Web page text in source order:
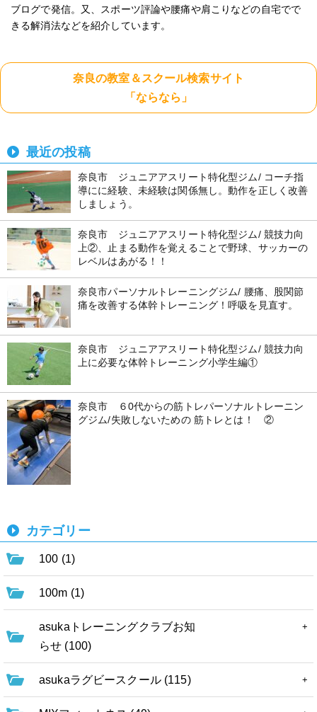
ブログで発信。又、スポーツ評論や腰痛や肩こりなどの自宅でで
きる解消法などを紹介しています。
奈良の教室＆スクール検索サイト
「ならなら」
最近の投稿
奈良市 ジュニアアスリート特化型ジム/ コーチ指
導にに経験、未経験は関係無し。動作を正しく改善
しましょう。
奈良市 ジュニアアスリート特化型ジム/ 競技力向
上②、止まる動作を覚えることで野球、サッカーの
レベルはあがる！！
奈良市パーソナルトレーニングジム/ 腰痛、股関節
痛を改善する体幹トレーニング！呼吸を見直す。
奈良市 ジュニアアスリート特化型ジム/ 競技力向
上に必要な体幹トレーニング小学生編①
奈良市 ６0代からの筋トレパーソナルトレーニン
グジム/失敗しないための 筋トレとは！ ②
カテゴリー
100 (1)
100m (1)
asukaトレーニングクラブお知
らせ (100)
asukaラグビースクール (115)